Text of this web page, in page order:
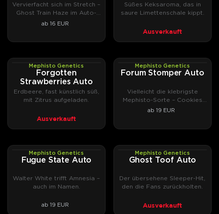
Vervierfacht sich im Stretch –
Ghost Train Haze im Auto-
Format.
ab 16 EUR
Süßes Keksaroma, das in
saure Limettenschale kippt.
Ausverkauft
AUTOFEMMephisto Genetics
Forgotten
Strawberries Auto
Erdbeere, fast künstlich süß,
mit Zitrus aufgeladen.
Ausverkauft
AUTOFEMMephisto Genetics
Forum Stomper Auto
Vielleicht die klebrigste
Mephisto-Sorte – Cookies
aus dem Forum Cut.
ab 19 EUR
AUTOFEMMephisto Genetics
Fugue State Auto
Walter White trifft Amnesia –
auch im Namen.
ab 19 EUR
AUTOFEMMephisto Genetics
Ghost Toof Auto
Der übersehene Sleeper-Hit,
den die Fans zurückholten.
Ausverkauft